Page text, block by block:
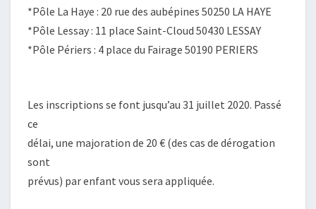
*Pôle La Haye : 20 rue des aubépines 50250 LA HAYE
*Pôle Lessay : 11 place Saint-Cloud 50430 LESSAY
*Pôle Périers : 4 place du Fairage 50190 PERIERS
Les inscriptions se font jusqu’au 31 juillet 2020. Passé
ce
délai, une majoration de 20 € (des cas de dérogation
sont
prévus) par enfant vous sera appliquée.